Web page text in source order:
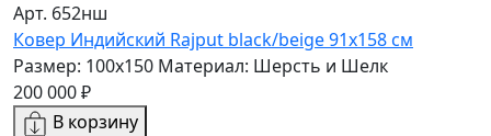
Арт. 652нш
Ковер Индийский Rajput black/beige 91x158 см
Размер: 100x150 Материал: Шерсть и Шелк
200 000 ₽
В корзину